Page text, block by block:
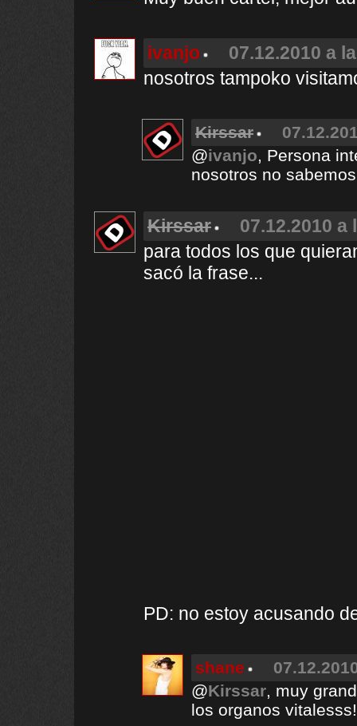
ivanjo
07.12.2010 a
nosotros tampoko
Kirssar
@ivanjo, Persona
nosotros no
Kirssar
07.12.2010 a
para todos los que
sacó la frase...
PD: no estoy acusando
shane
@Kirssar, muy
los organos